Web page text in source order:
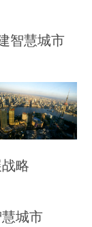
智慧城市
略
城市